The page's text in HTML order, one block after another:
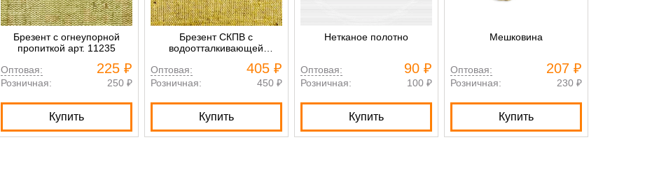
Брезент с огнеупорной
пропиткой арт. 11235
Оптовая:
225 ₽
Розничная: 250 ₽
Купить
Брезент СКПВ с
водоотталкивающей
Оптовая:
405 ₽
Розничная: 450 ₽
Купить
Нетканое полотно
Оптовая: 90 ₽
Розничная: 100 ₽
Купить
Мешковина
Оптовая: 207 ₽
Розничная: 230 ₽
Купить